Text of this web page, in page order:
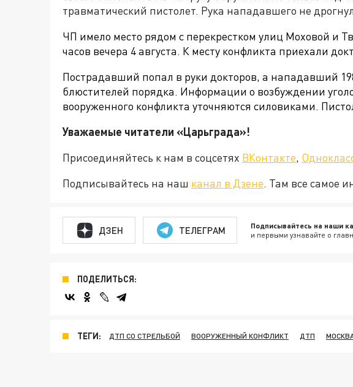
травматический пистолет. Рука нападавшего не
ЧП имело место рядом с перекрестком улиц Моховой и
часов вечера 4 августа. К месту конфликта приехали
Пострадавший попал в руки докторов, а нападавший
блюстителей порядка. Информации о возбуждении
вооруженного конфликта уточняются силовиками.
Уважаемые читатели «Царьграда»!
Присоединяйтесь к нам в соцсетях ВКонтакте,
Подписывайтесь на наш канал в Дзене. Там все самое
ДЗЕН ТЕЛЕГРАМ Подписывайтесь на наши
и первыми узнавайте о
ПОДЕЛИТЬСЯ:
ТЕГИ: ДТП СО СТРЕЛЬБОЙ ВООРУЖЕННЫЙ КОНФЛИКТ ДТП